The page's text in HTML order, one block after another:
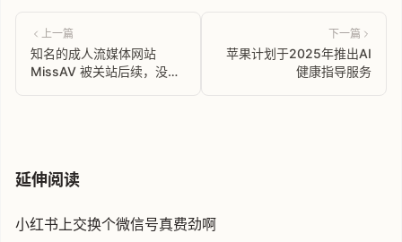
上一篇
知名的成人流媒体网站
MissAV 被关站后续，没想
下一篇
苹果计划于2025年推出AI
健康指导服务
延伸阅读
小红书上交换个微信号真费劲啊